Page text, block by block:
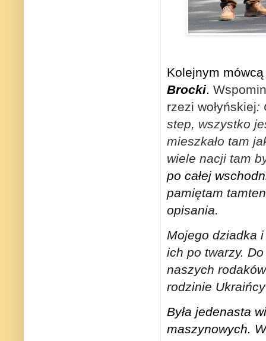
Kolejnym
Brocki.
rzezi wołyńskiej:
step, wszystko
mieszkało tam
wiele nacji tam
po całej
pamiętam
opisania.
Mojego dziadka
ich po twarzy.
naszych
rodzinie
Była jedenasta
maszynowych.